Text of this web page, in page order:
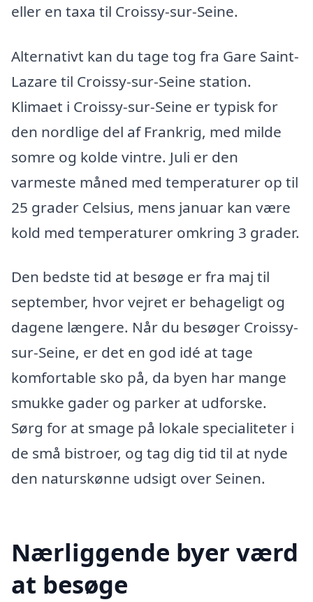
eller en taxa til Croissy-sur-Seine.
Alternativt kan du tage tog fra Gare Saint-
Lazare til Croissy-sur-Seine station.
Klimaet i Croissy-sur-Seine er typisk for
den nordlige del af Frankrig, med milde
somre og kolde vintre. Juli er den
varmeste måned med temperaturer op til
25 grader Celsius, mens januar kan være
kold med temperaturer omkring 3 grader.
Den bedste tid at besøge er fra maj til
september, hvor vejret er behageligt og
dagene længere. Når du besøger Croissy-
sur-Seine, er det en god idé at tage
komfortable sko på, da byen har mange
smukke gader og parker at udforske.
Sørg for at smage på lokale specialiteter i
de små bistroer, og tag dig tid til at nyde
den naturskønne udsigt over Seinen.
Nærliggende byer værd
at besøge